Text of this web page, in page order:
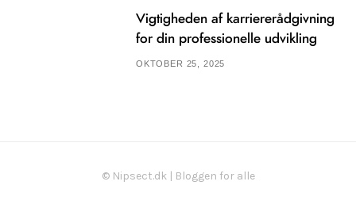
Vigtigheden af karriererådgivning
for din professionelle udvikling
OKTOBER 25, 2025
© Nipsect.dk | Bloggen for alle